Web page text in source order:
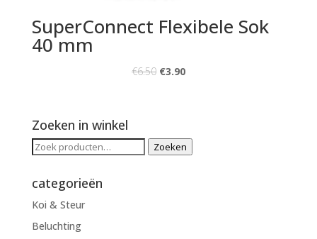
SuperConnect Flexibele Sok
40 mm
€6.50 €3.90
Zoeken in winkel
Zoeken
Zoeken
categorieën
Koi & Steur
Beluchting